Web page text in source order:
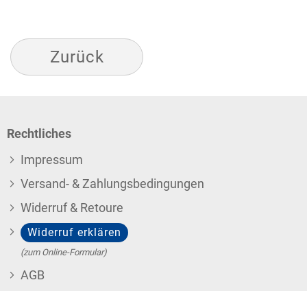
Zurück
Rechtliches
Impressum
Versand- & Zahlungsbedingungen
Widerruf & Retoure
Widerruf erklären
(zum Online-Formular)
AGB